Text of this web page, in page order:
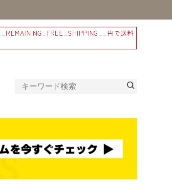
__REMAINING_FREE_SHIPPING__
円で送料